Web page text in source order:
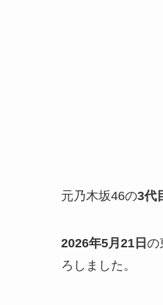
元乃木坂46の3代
2026年5月21日 の
ろしました。